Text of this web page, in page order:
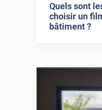
Quels sont
choisir un
bâtiment ?